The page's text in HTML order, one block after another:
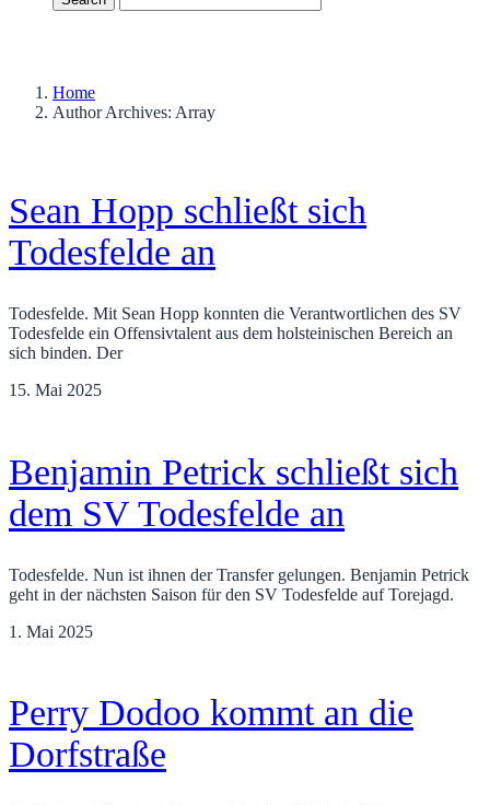
Home
Author Archives: Array
Sean Hopp schließt sich
Todesfelde an
Todesfelde. Mit Sean Hopp konnten die Verantwortlichen des SV
Todesfelde ein Offensivtalent aus dem holsteinischen Bereich an
sich binden. Der
15. Mai 2025
Benjamin Petrick schließt sich
dem SV Todesfelde an
Todesfelde. Nun ist ihnen der Transfer gelungen. Benjamin Petrick
geht in der nächsten Saison für den SV Todesfelde auf Torejagd.
1. Mai 2025
Perry Dodoo kommt an die
Dorfstraße